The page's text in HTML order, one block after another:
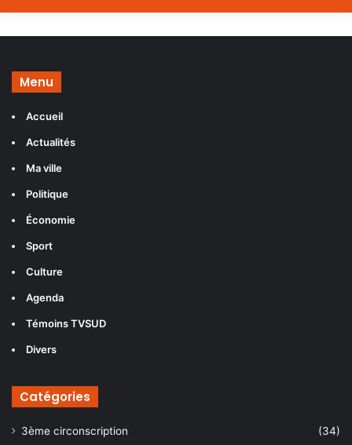
Menu
Accueil
Actualités
Ma ville
Politique
Économie
Sport
Culture
Agenda
Témoins TVSUD
Divers
Catégories
3ème circonscription
(34)